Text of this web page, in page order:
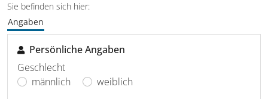
Sie befinden sich hier:
Angaben
Persönliche Angaben
Geschlecht
männlich
weiblich